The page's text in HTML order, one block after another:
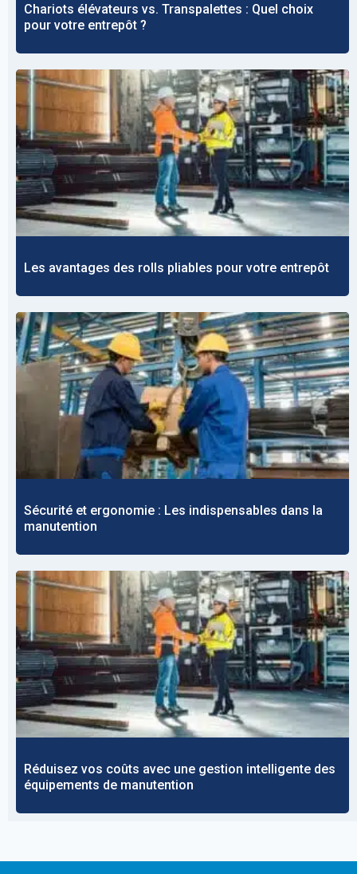
Chariots élévateurs vs. Transpalettes : Quel choix
pour votre entrepôt ?
Les avantages des rolls pliables pour votre entrepôt
Sécurité et ergonomie : Les indispensables dans la
manutention
Réduisez vos coûts avec une gestion intelligente des
équipements de manutention